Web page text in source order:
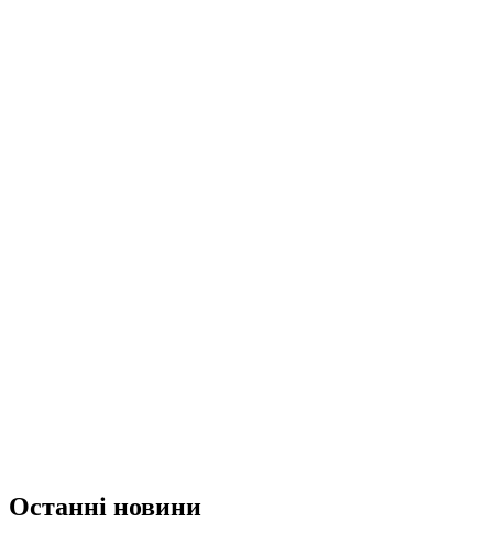
Останні новини